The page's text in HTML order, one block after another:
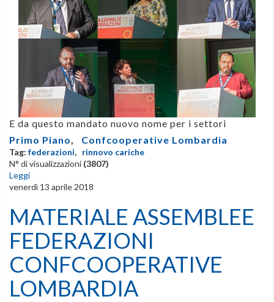
E da questo mandato nuovo nome per i settori
Primo Piano
Confcooperative Lombardia
Tag: federazioni, rinnovo cariche
N° di visualizzazioni (3807)
Leggi
venerdì 13 aprile 2018
MATERIALE ASSEMBLEE
FEDERAZIONI
CONFCOOPERATIVE
LOMBARDIA